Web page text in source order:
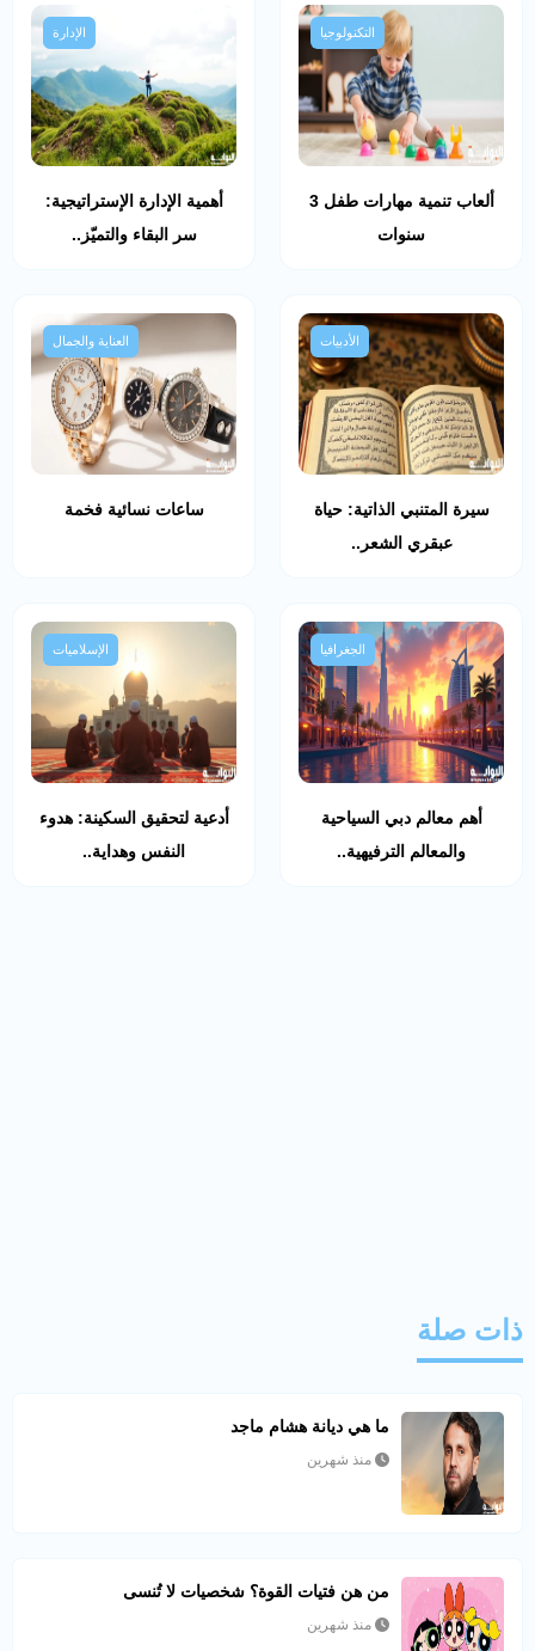
التكنولوجيا
ألعاب تنمية مهارات طفل 3
سنوات
الإدارة
أهمية الإدارة الإستراتيجية:
سر البقاء والتميّز..
الأدبيات
سيرة المتنبي الذاتية: حياة
عبقري الشعر..
العناية والجمال
ساعات نسائية فخمة
الجغرافيا
أهم معالم دبي السياحية
والمعالم الترفيهية..
الإسلاميات
أدعية لتحقيق السكينة: هدوء
النفس وهداية..
ذات صلة
ما هي ديانة هشام ماجد
منذ شهرين
من هن فتيات القوة؟ شخصيات لا تُنسى
منذ شهرين